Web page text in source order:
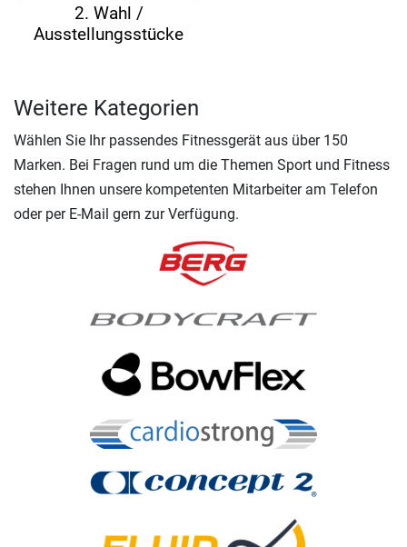
2. Wahl /
Ausstellungsstücke
Weitere Kategorien
Wählen Sie Ihr passendes Fitnessgerät aus über 150
Marken. Bei Fragen rund um die Themen Sport und Fitness
stehen Ihnen unsere kompetenten Mitarbeiter am Telefon
oder per E-Mail gern zur Verfügung.